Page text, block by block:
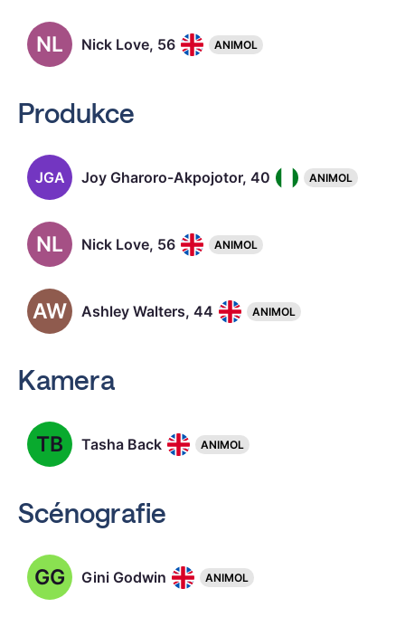
NL Nick Love, 56 ANIMOL
Produkce
JGA Joy Gharoro-Akpojotor, 40 ANIMOL
NL Nick Love, 56 ANIMOL
AW Ashley Walters, 44 ANIMOL
Kamera
TB Tasha Back ANIMOL
Scénografie
GG Gini Godwin ANIMOL